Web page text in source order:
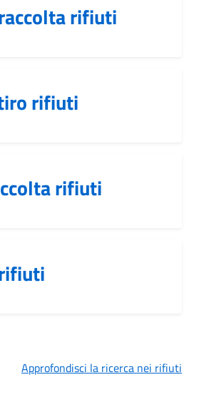
rifiuti
rifiuti
rifiuti
Approfondisci la ricerca nei rifiuti